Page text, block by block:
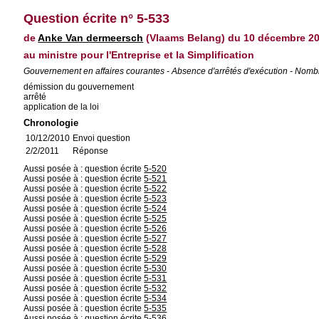
Question écrite n° 5-533
deAnke Van dermeersch (Vlaams Belang) du 10 décembre
au ministre pour l'Entreprise et la Simplification
Gouvernement en affaires courantes - Absence d'arrêtés d'exécution -
démission du gouvernement
arrêté
application de la loi
Chronologie
10/12/2010 Envoi question
2/2/2011
Réponse
Aussi posée à : question écrite5-520
Aussi posée à : question écrite5-521
Aussi posée à : question écrite5-522
Aussi posée à : question écrite5-523
Aussi posée à : question écrite5-524
Aussi posée à : question écrite5-525
Aussi posée à : question écrite5-526
Aussi posée à : question écrite5-527
Aussi posée à : question écrite5-528
Aussi posée à : question écrite5-529
Aussi posée à : question écrite5-530
Aussi posée à : question écrite5-531
Aussi posée à : question écrite5-532
Aussi posée à : question écrite5-534
Aussi posée à : question écrite5-535